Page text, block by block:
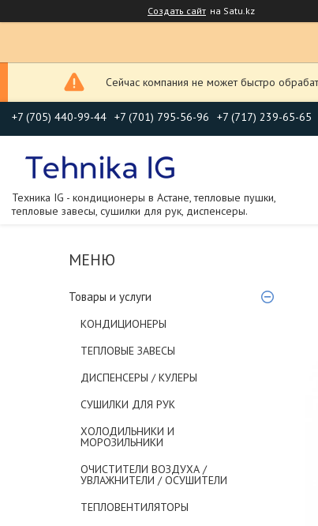
Создать сайт на Satu.kz
Сейчас компания не может быстро
+7 (705) 440-99-44 +7 (701) 795-56-96 +7 (717) 239-65-65
Техника IG - кондиционеры в Астане, тепловые пушки,
тепловые завесы, сушилки для рук, диспенсеры.
Товары и услуги
КОНДИЦИОНЕРЫ
ТЕПЛОВЫЕ ЗАВЕСЫ
ДИСПЕНСЕРЫ / КУЛЕРЫ
СУШИЛКИ ДЛЯ РУК
ХОЛОДИЛЬНИКИ И
МОРОЗИЛЬНИКИ
ОЧИСТИТЕЛИ ВОЗДУХА /
УВЛАЖНИТЕЛИ / ОСУШИТЕЛИ
ТЕПЛОВЕНТИЛЯТОРЫ